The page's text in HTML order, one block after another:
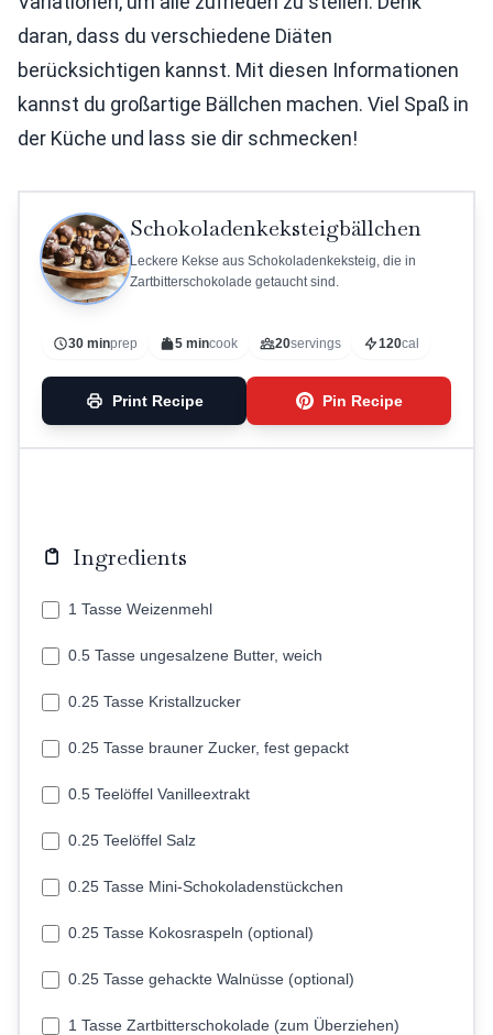
daran, dass du verschiedene Diäten
berücksichtigen kannst. Mit diesen Informationen
kannst du großartige Bällchen machen. Viel Spaß in
der Küche und lass sie dir schmecken!
Schokoladenkeksteigbällchen
Leckere Kekse aus Schokoladenkeksteig, die in
Zartbitterschokolade getaucht sind.
30 minprep 5 mincook 20servings 120cal
Print Recipe Pin Recipe
Ingredients
1 Tasse Weizenmehl
0.5 Tasse ungesalzene Butter, weich
0.25 Tasse Kristallzucker
0.25 Tasse brauner Zucker, fest gepackt
0.5 Teelöffel Vanilleextrakt
0.25 Teelöffel Salz
0.25 Tasse Mini-Schokoladenstückchen
0.25 Tasse Kokosraspeln (optional)
0.25 Tasse gehackte Walnüsse (optional)
1 Tasse Zartbitterschokolade (zum Überziehen)